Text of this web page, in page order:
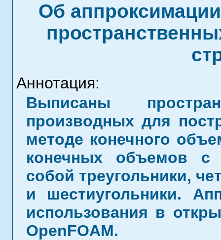
Об
Аннотация:
Выписаны
производных для
методе конечного
конечных объемов с
собой треугольники,
и шестиугольники.
использования в
OpenFOAM.